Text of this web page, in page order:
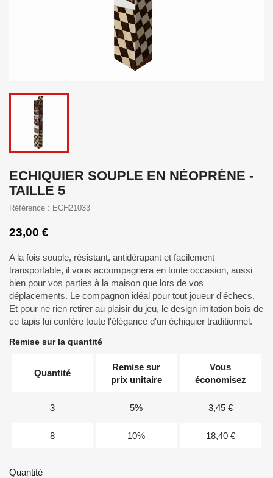
ECHIQUIER SOUPLE EN NÉOPRÈNE -
TAILLE 5
Référence : ECH21033
23,00 €
A la fois souple, résistant, antidérapant et facilement
transportable, il vous accompagnera en toute occasion, aussi
bien pour vos parties à la maison que lors de vos
déplacements. Le compagnon idéal pour tout joueur d'échecs.
Et pour ne rien retirer au plaisir du jeu, le design imitation bois de
ce tapis lui confère toute l'élégance d'un échiquier traditionnel.
Remise sur la quantité
Quantité
Remise sur
prix unitaire
Vous
économisez
3 5% 3,45 €
8 10% 18,40 €
Quantité